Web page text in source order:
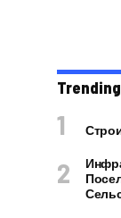
Trending